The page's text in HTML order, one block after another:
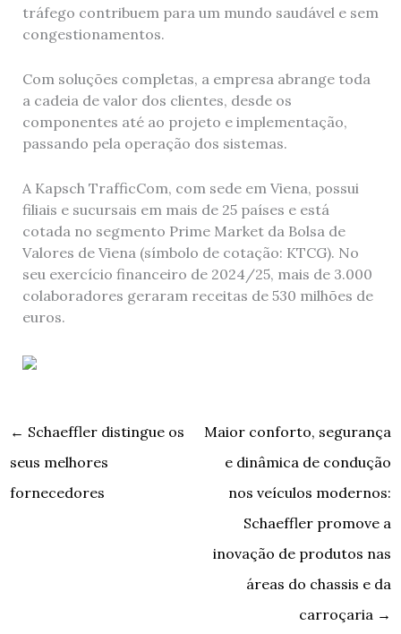
tráfego contribuem para um mundo saudável e sem
congestionamentos.
Com soluções completas, a empresa abrange toda
a cadeia de valor dos clientes, desde os
componentes até ao projeto e implementação,
passando pela operação dos sistemas.
A Kapsch TrafficCom, com sede em Viena, possui
filiais e sucursais em mais de 25 países e está
cotada no segmento Prime Market da Bolsa de
Valores de Viena (símbolo de cotação: KTCG). No
seu exercício financeiro de 2024/25, mais de 3.000
colaboradores geraram receitas de 530 milhões de
euros.
← Schaeffler distingue os
seus melhores
fornecedores
Maior conforto, segurança
e dinâmica de condução
nos veículos modernos:
Schaeffler promove a
inovação de produtos nas
áreas do chassis e da
carroçaria →